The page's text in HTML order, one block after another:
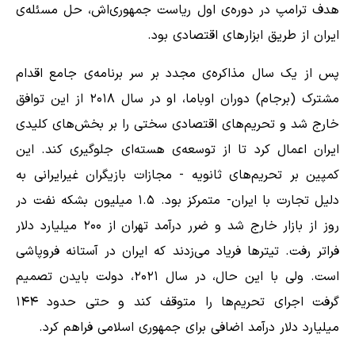
هدف ترامپ در دوره‌ی اول ریاست جمهوری‌اش، حل مسئله‌ی
ایران از طریق ابزارهای اقتصادی بود.
پس از یک سال مذاکره‌ی مجدد بر سر برنامه‌ی جامع اقدام
مشترک (برجام) دوران اوباما، او در سال ۲۰۱۸ از این توافق
خارج شد و تحریم‌های اقتصادی سختی را بر بخش‌های کلیدی
ایران اعمال کرد تا از توسعه‌ی هسته‌ای جلوگیری کند. این
کمپین بر تحریم‌های ثانویه - مجازات بازیگران غیرایرانی به
دلیل تجارت با ایران- متمرکز بود. ۱.۵ میلیون بشکه نفت در
روز از بازار خارج شد و ضرر درآمد تهران از ۲۰۰ میلیارد دلار
فراتر رفت. تیترها فریاد می‌زدند که ایران در آستانه فروپاشی
است. ولی با این حال، در سال ۲۰۲۱، دولت بایدن تصمیم
گرفت اجرای تحریم‌ها را متوقف کند و حتی حدود ۱۴۴
میلیارد دلار درآمد اضافی برای جمهوری اسلامی فراهم کرد.